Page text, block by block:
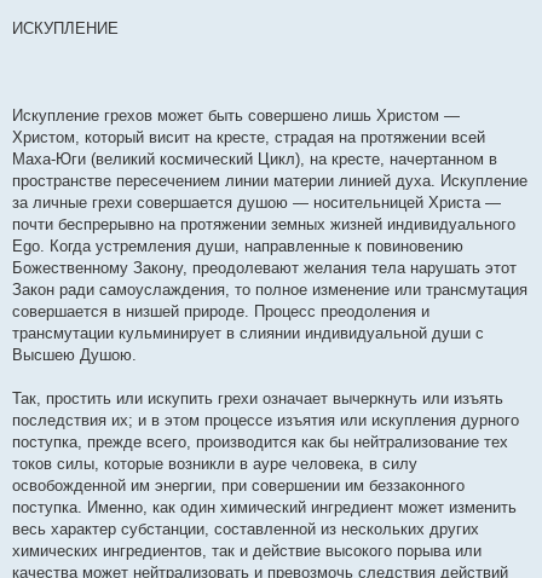
ИСКУПЛЕНИЕ
Искупление грехов может быть совершено лишь Христом —
Христом, который висит на кресте, страдая на протяжении всей
Маха-Юги (великий космический Цикл), на кресте, начертанном в
пространстве пересечением линии материи линией духа. Искупление
за личные грехи совершается душою — носительницей Христа —
почти беспрерывно на протяжении земных жизней индивидуального
Еgo. Когда устремления души, направленные к повиновению
Божественному Закону, преодолевают желания тела нарушать этот
Закон ради самоуслаждения, то полное изменение или трансмутация
совершается в низшей природе. Процесс преодоления и
трансмутации кульминирует в слиянии индивидуальной души с
Высшею Душою.
Так, простить или искупить грехи означает вычеркнуть или изъять
последствия их; и в этом процессе изъятия или искупления дурного
поступка, прежде всего, производится как бы нейтрализование тех
токов силы, которые возникли в ауре человека, в силу
освобожденной им энергии, при совершении им беззаконного
поступка. Именно, как один химический ингредиент может изменить
весь характер субстанции, составленной из нескольких других
химических ингредиентов, так и действие высокого порыва или
качества может нейтрализовать и превозмочь следствия действий